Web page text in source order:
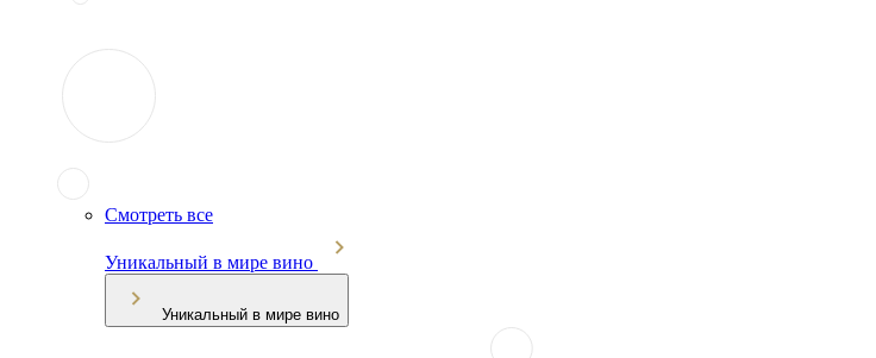
Смотреть все
Уникальный в мире вино
Уникальный в мире вино